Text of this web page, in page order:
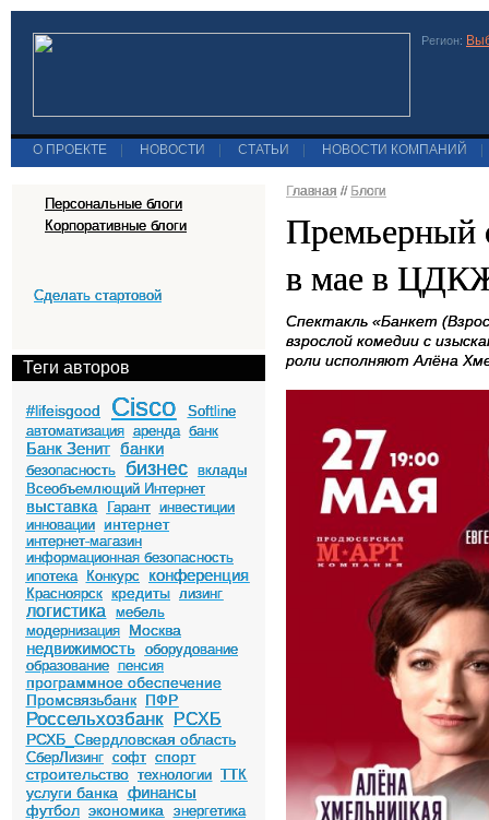
Регион:
О ПРОЕКТЕ НОВОСТИ СТАТЬИ НОВОСТИ КОМПАНИЙ
Персональные блоги
Корпоративные блоги
Сделать стартовой
Теги авторов
#lifeisgood Cisco
Softline
автоматизация аренда банк
Банк Зенит банки
безопасность бизнес
вклады
Всеобъемлющий Интернет
выставка Гарант инвестиции
инновации
интернет
интернет-магазин
информационная безопасность
ипотека
Конкурс конференция
Красноярск кредиты лизинг
логистика
мебель
модернизация
Москва
недвижимость оборудование
образование пенсия
программное обеспечение
Промсвязьбанк ПФР
Россельхозбанк РСХБ
РСХБ_Свердловская область
СберЛизинг софт спорт
строительство технологии ТТК
услуги банка финансы
футбол экономика энергетика
Главная // Блоги
Премьерный
в мае в
Спектакль «Банкет
взрослой комедии с
роли исполняют Алёна